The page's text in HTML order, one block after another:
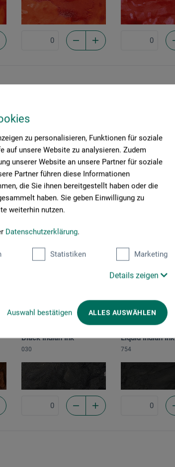
zu personalisieren, Funktionen für soziale
auf unsere Website zu analysieren. Zudem
unserer Website an unsere Partner für soziale
Partner führen diese Informationen
die Sie ihnen bereitgestellt haben oder die
haben. Sie geben Einwilligung zu
weiterhin nutzen.
Datenschutzerklärung.
Statistiken Marketing
Details zeigen
Auswahl bestätigen ALLES AUSWÄHLEN
Black Indian Ink
030
Liquid Indian Ink
754